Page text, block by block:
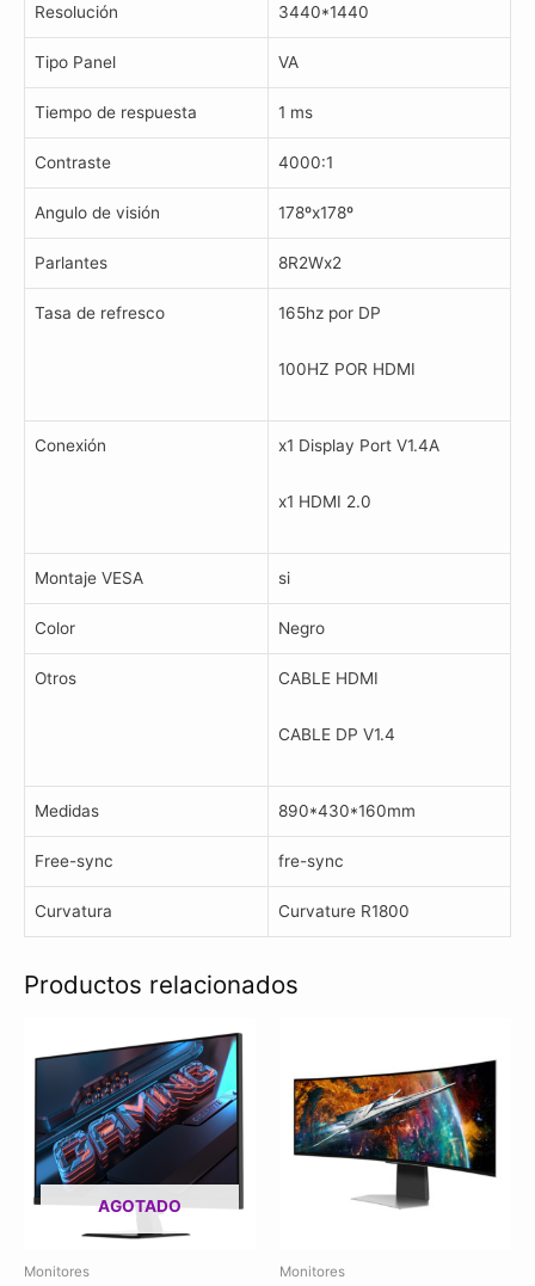
Resolución 3440*1440
Tipo Panel VA
Tiempo de respuesta 1 ms
Contraste 4000:1
Angulo de visión 178ºx178º
Parlantes 8R2Wx2
Tasa de refresco 165hz por DP
100HZ POR HDMI
Conexión x1 Display Port V1.4A
x1 HDMI 2.0
Montaje VESA si
Color Negro
Otros CABLE HDMI
CABLE DP V1.4
Medidas 890*430*160mm
Free-sync fre-sync
Curvatura Curvature R1800
Productos relacionados
AGOTADO
Monitores Monitores